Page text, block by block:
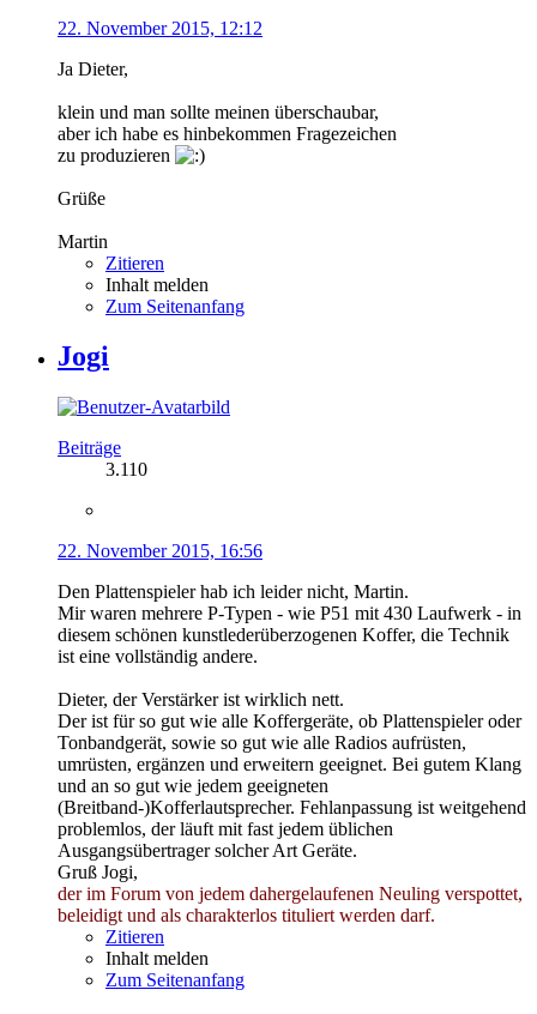
22. November 2015, 12:12
Ja Dieter,
klein und man sollte meinen überschaubar,
aber ich habe es hinbekommen Fragezeichen
zu produzieren
Grüße
Martin
Zitieren
Inhalt melden
Zum Seitenanfang
Jogi
Beiträge
3.110
22. November 2015, 16:56
Den Plattenspieler hab ich leider nicht, Martin.
Mir waren mehrere P-Typen - wie P51 mit 430 Laufwerk - in
diesem schönen kunstlederüberzogenen Koffer, die Technik
ist eine vollständig andere.
Dieter, der Verstärker ist wirklich nett.
Der ist für so gut wie alle Koffergeräte, ob Plattenspieler oder
Tonbandgerät, sowie so gut wie alle Radios aufrüsten,
umrüsten, ergänzen und erweitern geeignet. Bei gutem Klang
und an so gut wie jedem geeigneten
(Breitband-)Kofferlautsprecher. Fehlanpassung ist weitgehend
problemlos, der läuft mit fast jedem üblichen
Ausgangsübertrager solcher Art Geräte.
Gruß Jogi,
der im Forum von jedem dahergelaufenen Neuling verspottet,
beleidigt und als charakterlos tituliert werden darf.
Zitieren
Inhalt melden
Zum Seitenanfang